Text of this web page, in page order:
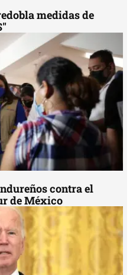
medidas de
contra el
de México